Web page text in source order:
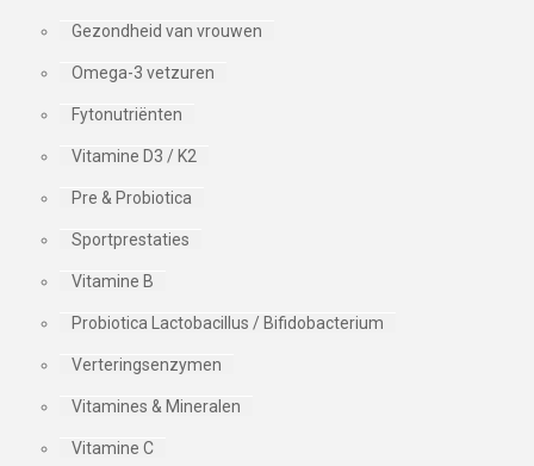
Gezondheid van vrouwen
Omega-3 vetzuren
Fytonutriënten
Vitamine D3 / K2
Pre & Probiotica
Sportprestaties
Vitamine B
Probiotica Lactobacillus / Bifidobacterium
Verteringsenzymen
Vitamines & Mineralen
Vitamine C